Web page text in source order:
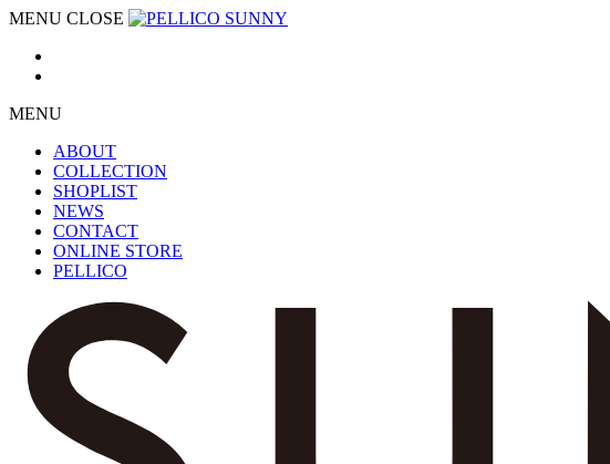
MENU CLOSE
MENU
ABOUT
COLLECTION
SHOPLIST
NEWS
CONTACT
ONLINE STORE
PELLICO